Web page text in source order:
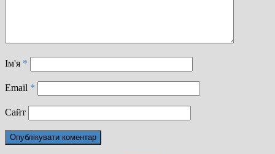
Ім'я *
Email *
Сайт